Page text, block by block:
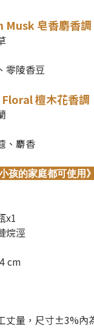
Musk 皂香麝香調
零陵香豆
檀木花香調
、麝香
孩的家庭都可使用》
x1
烷涇
cm
丈量，尺寸±3%內